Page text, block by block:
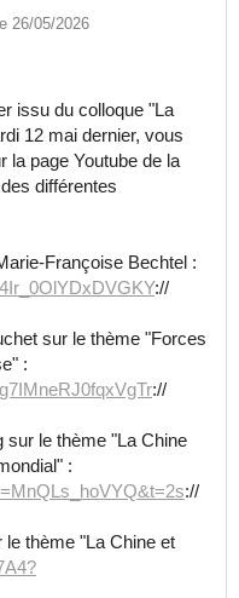
26/05/2026
issu du colloque "La
12 mai dernier, vous
la page Youtube de la
différentes
Françoise Bechtel :
://
sur le thème "Forces
:
://
sur le thème "La Chine
:
://
thème "La Chine et